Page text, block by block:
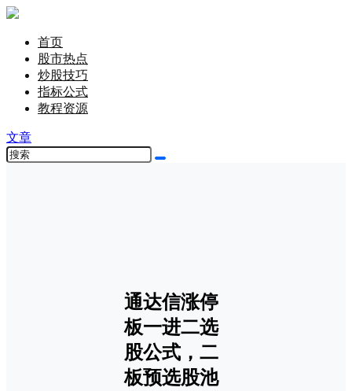
首页
股市热点
炒股技巧
指标公式
教程资源
文章
通达信涨停
板一进二选
股公式，二
板预选股池